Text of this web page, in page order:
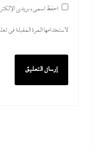
احفظ اسمي، بريدي
لاستخدامها المرة المقبلة في